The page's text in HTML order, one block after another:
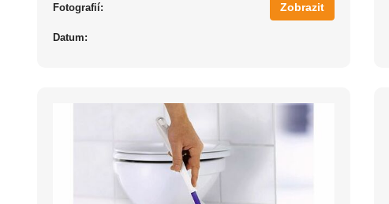
Fotografií:
Datum:
Zobrazit